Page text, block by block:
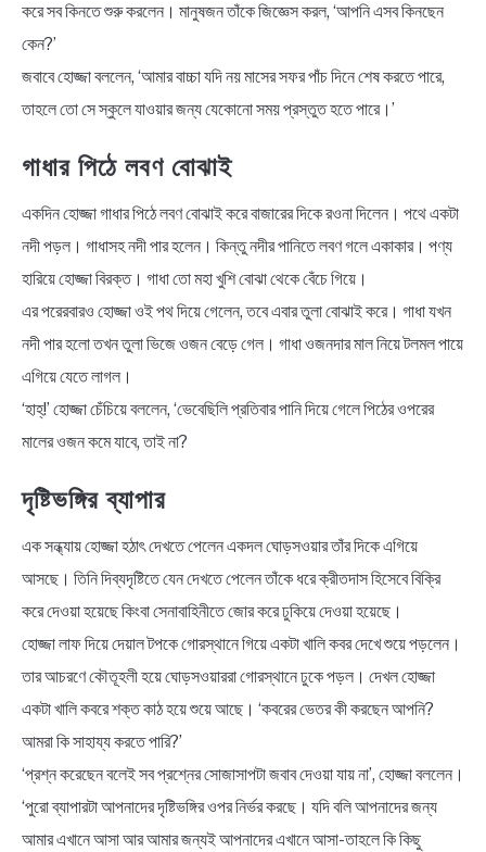
করে সব কিনতে শুরু করলেন। মানুষজন তাঁকে জিজ্ঞেস করল, ‘আপনি এসব কিনছেন
কেন?’
জবাবে হোজ্জা বললেন, ‘আমার বাচ্চা যদি নয় মাসের সফর পাঁচ দিনে শেষ করতে পারে,
তাহলে তো সে স্কুলে যাওয়ার জন্য যেকোনো সময় প্রস্তুত হতে পারে।’
গাধার পিঠে লবণ বোঝাই
একদিন হোজ্জা গাধার পিঠে লবণ বোঝাই করে বাজারের দিকে রওনা দিলেন। পথে একটা
নদী পড়ল। গাধাসহ নদী পার হলেন। কিন্তু নদীর পানিতে লবণ গলে একাকার। পণ্য
হারিয়ে হোজ্জা বিরক্ত। গাধা তো মহা খুশি বোঝা থেকে বেঁচে গিয়ে।
এর পরেরবারও হোজ্জা ওই পথ দিয়ে গেলেন, তবে এবার তুলা বোঝাই করে। গাধা যখন
নদী পার হলো তখন তুলা ভিজে ওজন বেড়ে গেল। গাধা ওজনদার মাল নিয়ে টলমল পায়ে
এগিয়ে যেতে লাগল।
‘হাহ্‌!’ হোজ্জা চেঁচিয়ে বললেন, ‘ভেবেছিলি প্রতিবার পানি দিয়ে গেলে পিঠের ওপরের
মালের ওজন কমে যাবে, তাই না?
দৃষ্টিভঙ্গির ব্যাপার
এক সন্ধ্যায় হোজ্জা হঠাৎ দেখতে পেলেন একদল ঘোড়সওয়ার তাঁর দিকে এগিয়ে
আসছে। তিনি দিব্যদৃষ্টিতে যেন দেখতে পেলেন তাঁকে ধরে ক্রীতদাস হিসেবে বিক্রি
করে দেওয়া হয়েছে কিংবা সেনাবাহিনীতে জোর করে ঢুকিয়ে দেওয়া হয়েছে।
হোজ্জা লাফ দিয়ে দেয়াল টপকে গোরস্থানে গিয়ে একটা খালি কবর দেখে শুয়ে পড়লেন।
তার আচরণে কৌতূহলী হয়ে ঘোড়সওয়াররা গোরস্থানে ঢুকে পড়ল। দেখল হোজ্জা
একটা খালি কবরে শক্ত কাঠ হয়ে শুয়ে আছে। ‘কবরের ভেতর কী করছেন আপনি?
আমরা কি সাহায্য করতে পারি?’
‘প্রশ্ন করেছেন বলেই সব প্রশ্নের সোজাসাপটা জবাব দেওয়া যায় না’, হোজ্জা বললেন।
‘পুরো ব্যাপারটা আপনাদের দৃষ্টিভঙ্গির ওপর নির্ভর করছে। যদি বলি আপনাদের জন্য
আমার এখানে আসা আর আমার জন্যই আপনাদের এখানে আসা-তাহলে কি কিছু